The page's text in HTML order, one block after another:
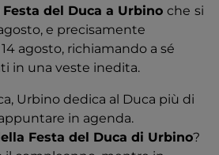
Festa del Duca a Urbino che si
e precisamente
agosto, richiamando a sé
in una veste inedita.
Urbino dedica al Duca più di
in agenda.
Festa del Duca di Urbino?